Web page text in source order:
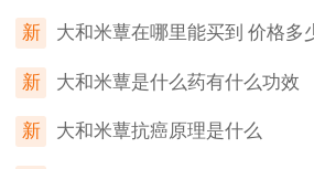
新 大和米蕈在哪里能买到 价格多
新 大和米蕈是什么药有什么功效
新 大和米蕈抗癌原理是什么